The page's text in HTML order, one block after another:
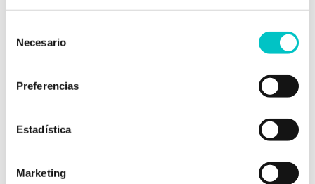
Necesario
Preferencias
Estadística
Marketing
psicología deportiva y ha trabajado con equipos y
trabaja en su propia consulta en Granada, involucrada
en proyectos interesantes y entregando lo mejor de sí